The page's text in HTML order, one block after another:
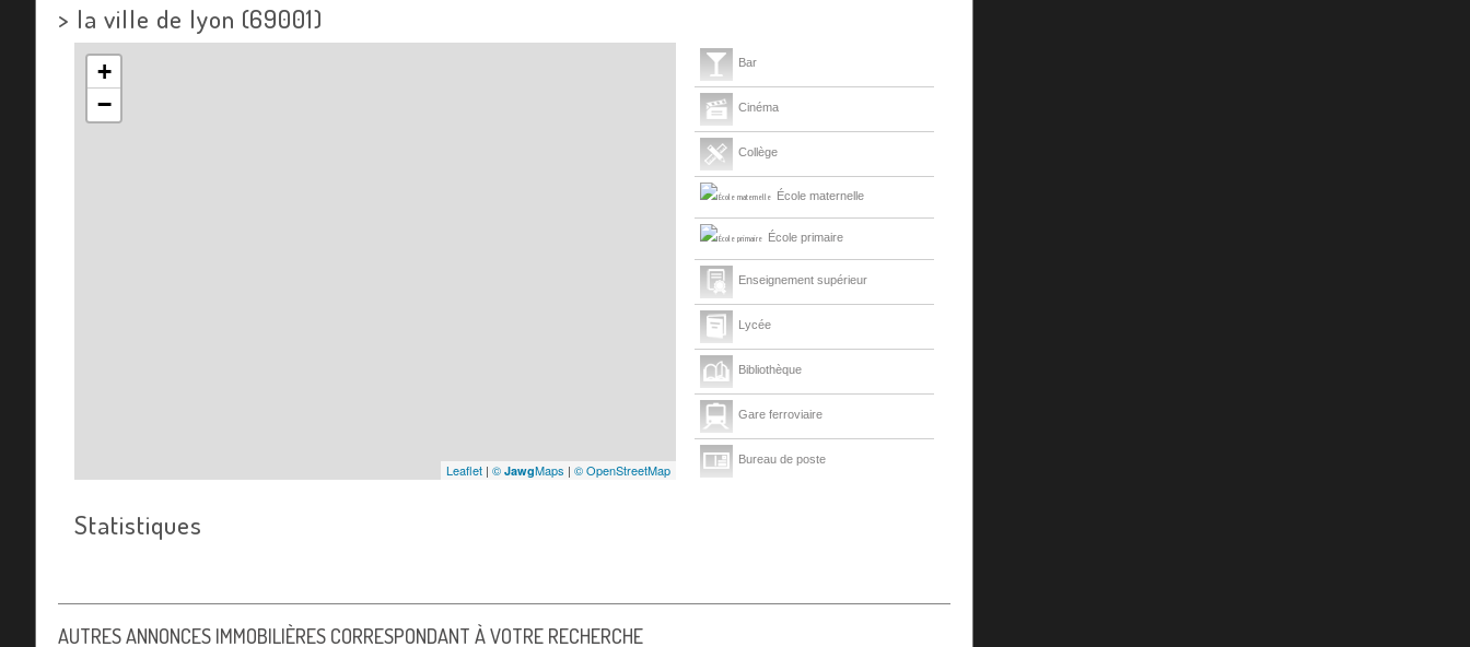
> la ville de lyon (69001)
+
−
Leaflet |©JawgMaps |© OpenStreetMap
Bar
Cinéma
Collège
École maternelle
École primaire
Enseignement supérieur
Lycée
Bibliothèque
Gare ferroviaire
Bureau de poste
Statistiques
AUTRES ANNONCES IMMOBILIÈRES CORRESPONDANT À VOTRE RECHERCHE